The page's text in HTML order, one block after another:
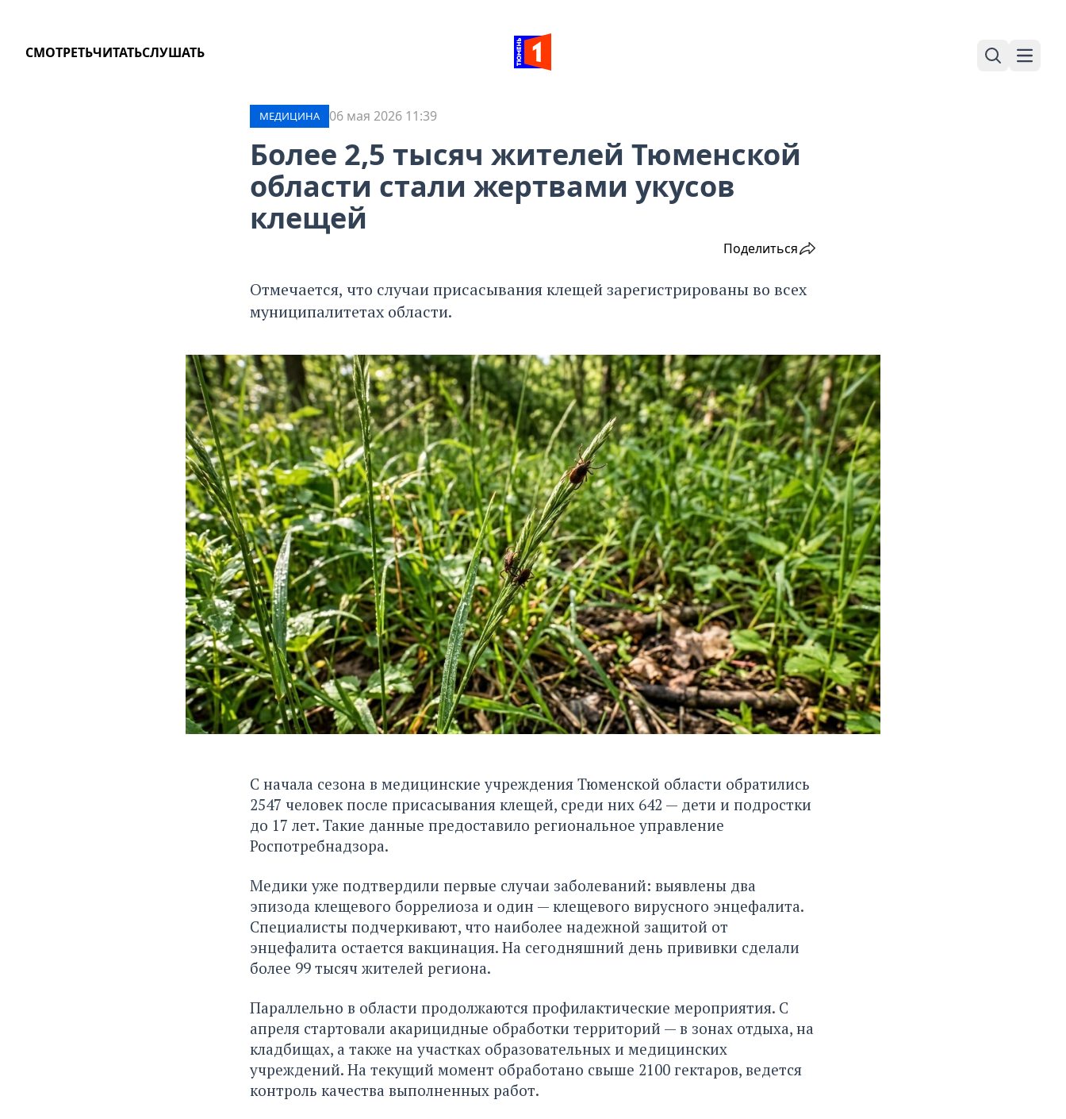
СМОТРЕТЬЧИТАТЬСЛУШАТЬ
Поиск
МЕДИЦИНА 06 мая 2026 11:39
Более 2,5 тысяч жителей Тюменской
области стали жертвами укусов
клещей
Поделиться
Отмечается, что случаи присасывания клещей зарегистрированы во всех
муниципалитетах области.
С начала сезона в медицинские учреждения Тюменской области обратились
2547 человек после присасывания клещей, среди них 642 — дети и подростки
до 17 лет. Такие данные предоставило региональное управление
Роспотребнадзора.
Медики уже подтвердили первые случаи заболеваний: выявлены два
эпизода клещевого боррелиоза и один — клещевого вирусного энцефалита.
Специалисты подчеркивают, что наиболее надежной защитой от
энцефалита остается вакцинация. На сегодняшний день прививки сделали
более 99 тысяч жителей региона.
Параллельно в области продолжаются профилактические мероприятия. С
апреля стартовали акарицидные обработки территорий — в зонах отдыха, на
кладбищах, а также на участках образовательных и медицинских
учреждений. На текущий момент обработано свыше 2100 гектаров, ведется
контроль качества выполненных работ.